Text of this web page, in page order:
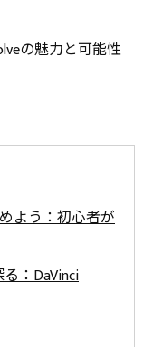
の魅力と可能性
よう：初心者が
：DaVinci
個性をプラス